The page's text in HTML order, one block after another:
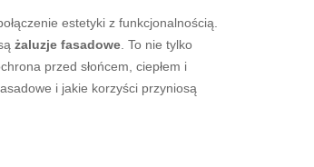
estetyki z funkcjonalnością.
żaluzje fasadowe . To nie tylko
przed słońcem, ciepłem i
i jakie korzyści przyniosą